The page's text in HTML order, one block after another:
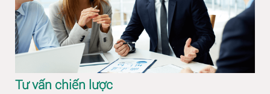
Tư vấn chiến lược